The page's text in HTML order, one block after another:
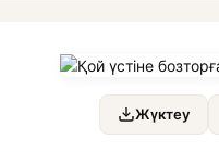
Жүктеу